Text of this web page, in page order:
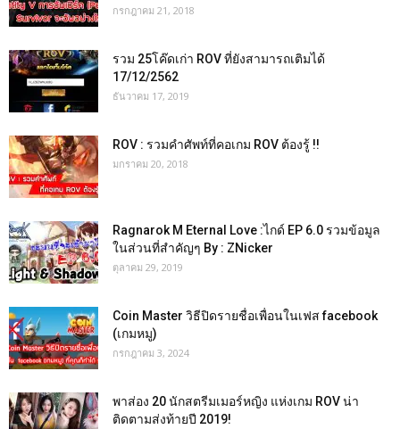
กรกฎาคม 21, 2018
รวม 25โค๊ดเก่า ROV ที่ยังสามารถเติมได้
17/12/2562
ธันวาคม 17, 2019
ROV : รวมคำศัพท์ที่คอเกม ROV ต้องรู้ !!
มกราคม 20, 2018
Ragnarok M Eternal Love :ไกด์ EP 6.0 รวมข้อมูล
ในส่วนที่สำคัญๆ By : ZNicker
ตุลาคม 29, 2019
Coin Master วิธีปิดรายชื่อเพื่อนในเฟส facebook
(เกมหมู)
กรกฎาคม 3, 2024
พาส่อง 20 นักสตรีมเมอร์หญิง แห่งเกม ROV น่า
ติดตามส่งท้ายปี 2019!